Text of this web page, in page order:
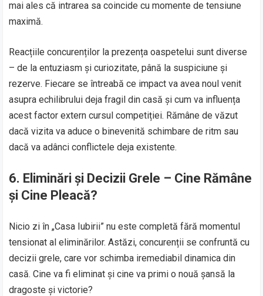
mai ales că intrarea sa coincide cu momente de tensiune
maximă.
Reacțiile concurenților la prezența oaspetelui sunt diverse
– de la entuziasm și curiozitate, până la suspiciune și
rezerve. Fiecare se întreabă ce impact va avea noul venit
asupra echilibrului deja fragil din casă și cum va influența
acest factor extern cursul competiției. Rămâne de văzut
dacă vizita va aduce o binevenită schimbare de ritm sau
dacă va adânci conflictele deja existente.
6. Eliminări și Decizii Grele – Cine Rămâne
și Cine Pleacă?
Nicio zi în „Casa Iubirii” nu este completă fără momentul
tensionat al eliminărilor. Astăzi, concurenții se confruntă cu
decizii grele, care vor schimba iremediabil dinamica din
casă. Cine va fi eliminat și cine va primi o nouă șansă la
dragoste și victorie?